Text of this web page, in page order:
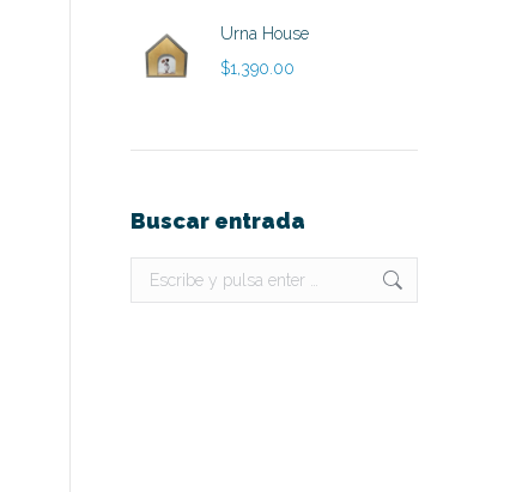
Urna House
$1,390.00
Buscar entrada
Buscar: